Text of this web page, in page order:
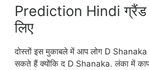
Prediction Hindi ग्रैंड
लिए
दोस्तों इस मुकाबले में आप लोग D Shanaka
सकते हैं क्योंकि द D Shanaka. लंका में